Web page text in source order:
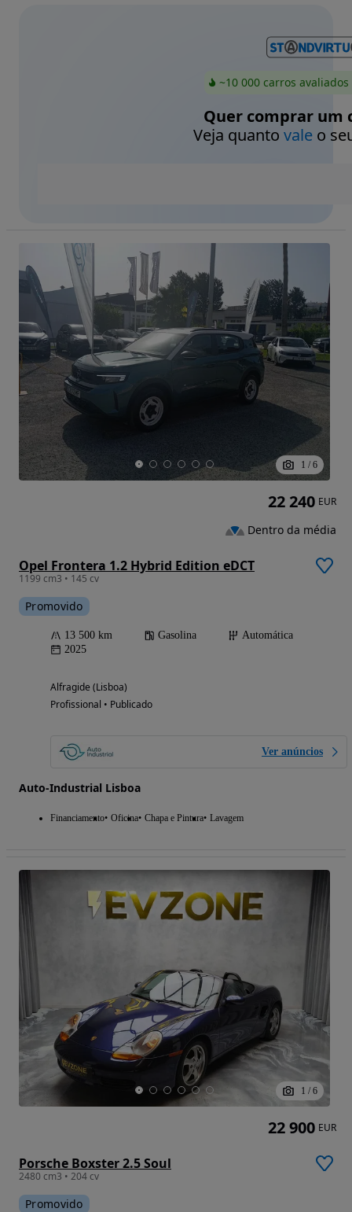
~10 000 carros
Quer comprar um
Veja quanto valeo
1 / 6
Opel Frontera 1.2 Hybrid Edition eDCT
1199 cm3 • 145 cv
Promovido
13 500 km Gasolina
Automática
2025
Alfragide (Lisboa)
Profissional • Publicado
Ver anúncios
Auto-Industrial Lisboa
Financiamento Oficina Chapa e Pintura Lavagem
22 240 EUR
Dentro da média
1 / 6
Porsche Boxster 2.5 Soul
2480 cm3 • 204 cv
Promovido
22 900 EUR